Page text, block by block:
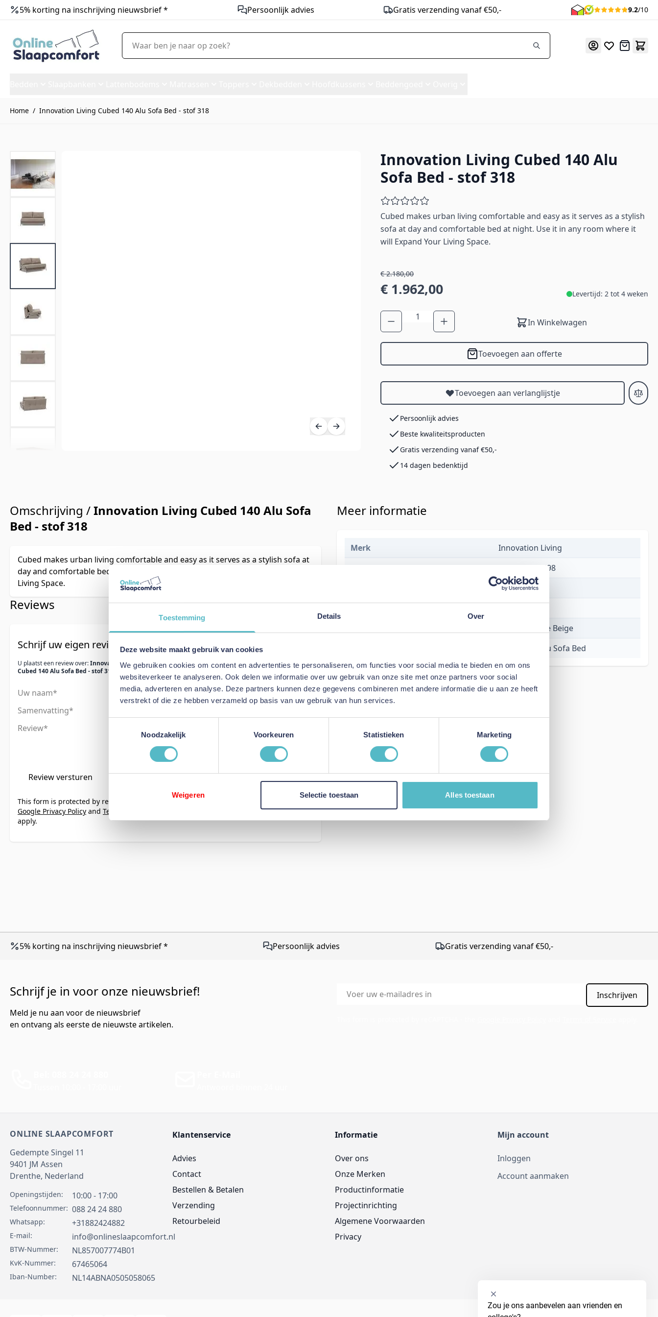
Toestemming Details Over
Deze website maakt gebruik van cookies
We gebruiken cookies om content en advertenties te personaliseren, om functies voor social media te bieden en om ons
websiteverkeer te analyseren. Ook delen we informatie over uw gebruik van onze site met onze partners voor social
media, adverteren en analyse. Deze partners kunnen deze gegevens combineren met andere informatie die u aan ze heeft
verstrekt of die ze hebben verzameld op basis van uw gebruik van hun services.
Noodzakelijk
Voorkeuren Statistieken Marketing
Weigeren Selectie toestaan Alles toestaan
5% korting na inschrijving nieuwsbrief * Persoonlijk advies Gratis verzending vanaf €50,- 9.2/10
Offerte
Waar ben je naar op zoek?
Home / Innovation Living Cubed 140 Alu Sofa Bed - stof 318
Innovation Living Cubed 140 Alu Sofa Bed - stof 318
Innovation Living Cubed 140 Alu
Sofa Bed - stof 318
Cubed makes urban living comfortable and easy as it serves as a stylish
sofa at day and comfortable bed at night. Use it in any room where it
will Expand Your Living Space.
€ 2.180,00
€ 1.962,00 Levertijd: 2 tot 4 weken
Aantal
In Winkelwagen
Toevoegen aan offerte
Toevoegen aan verlanglijstje
Persoonlijk advies
Beste kwaliteitsproducten
Gratis verzending vanaf €50,-
14 dagen bedenktijd
Omschrijving /Innovation Living Cubed 140 Alu Sofa
Bed - stof 318
Cubed makes urban living comfortable and easy as it serves as a stylish sofa at
day and comfortable bed at night. Use it in any room where it will Expand Your
Living Space.
Reviews
Schrijf uw eigen review
U plaatst een review over:Innovation Living
Cubed 140 Alu Sofa Bed - stof 318
Uw naam
Samenvatting
Review
Review versturen
This form is protected by reCAPTCHA - the
Google Privacy Policy and Terms of Service
apply.
Meer informatie
Merk
Innovation Living
5700110972598
€ 2.180,00
318 Cordufine Beige
Cubed 140 Alu Sofa Bed
5% korting na inschrijving nieuwsbrief * Persoonlijk advies Gratis verzending vanaf €50,-
Schrijf je in voor onze nieuwsbrief!
Meld je nu aan voor de nieuwsbrief
en ontvang als eerste de nieuwste artikelen.
E-mailadres
Inschrijven
ONLINE SLAAPCOMFORT
Gedempte Singel 11
9401 JM Assen
Drenthe, Nederland
Openingstijden: 10:00 - 17:00
Telefoonnummer: 088 24 24 880
Whatsapp: +31882424882
E-mail: info@onlineslaapcomfort.nl
BTW-Nummer: NL857007774B01
KvK-Nummer: 67465064
Iban-Number: NL14ABNA0505058065
Klantenservice
Advies
Contact
Bestellen & Betalen
Verzending
Retourbeleid
Informatie
Over ons
Onze Merken
Productinformatie
Projectinrichting
Algemene Voorwaarden
Privacy
Mijn account
Inloggen
Account aanmaken
Zou je ons aanbevelen aan vrienden en
Selecteer
een